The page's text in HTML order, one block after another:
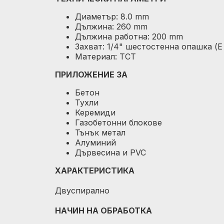
Диаметър: 8.0 mm
Дължина: 260 mm
Дължина работна: 200 mm
Захват: 1/4" шестостенна опашка (Е
Материал: TCT
ПРИЛОЖЕНИЕ ЗА
Бетон
Тухли
Керемиди
Газобетонни блокове
Тънък метал
Алуминий
Дървесина и PVC
ХАРАКТЕРИСТИКА
Двуспирално
НАЧИН НА ОБРАБОТКА